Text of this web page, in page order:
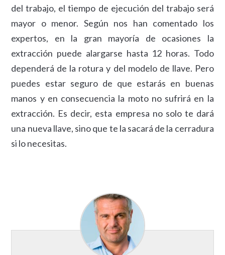
del trabajo, el tiempo de ejecución del trabajo será
mayor o menor. Según nos han comentado los
expertos, en la gran mayoría de ocasiones la
extracción puede alargarse hasta 12 horas. Todo
dependerá de la rotura y del modelo de llave. Pero
puedes estar seguro de que estarás en buenas
manos y en consecuencia la moto no sufrirá en la
extracción. Es decir, esta empresa no solo te dará
una nueva llave, sino que te la sacará de la cerradura
si lo necesitas.